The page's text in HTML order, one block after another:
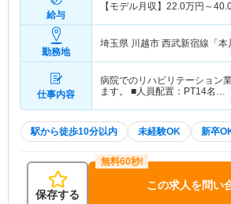
給与
【モデル月収】 22.0万円～
勤務地
埼玉県 川越市 西武新宿線「本
仕事内容
病院でのリハビリテーション
ます。 ■人員配置：PT14名…
駅から徒歩10分以内 未経験OK 新卒
保存する
この求人を問い